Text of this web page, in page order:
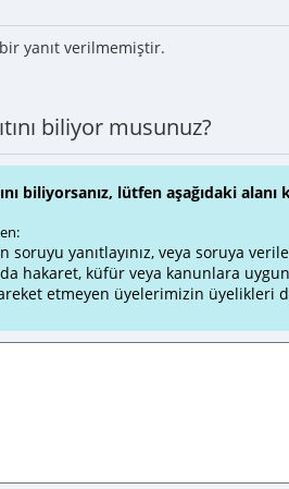
yanıt verilmemiştir.
biliyor musunuz?
biliyorsanız, lütfen aşağıdaki
soruyu yanıtlayınız, veya soruya
hakaret, küfür veya kanunlara
etmeyen üyelerimizin üyelikleri